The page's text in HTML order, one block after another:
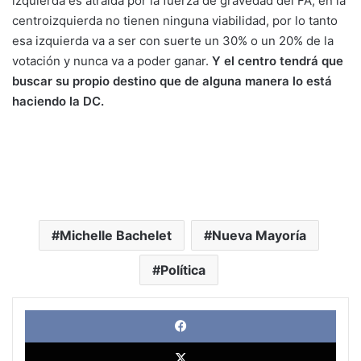
centroizquierda no tienen ninguna viabilidad, por lo tanto
esa izquierda va a ser con suerte un 30% o un 20% de la
votación y nunca va a poder ganar. Y el centro tendrá que
buscar su propio destino que de alguna manera lo está
haciendo la DC.
Michelle Bachelet Nueva Mayoría
Política
X